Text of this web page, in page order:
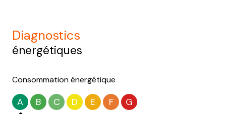
diagnostics
énergétiques
Consommation énergétique
A B C D E F G